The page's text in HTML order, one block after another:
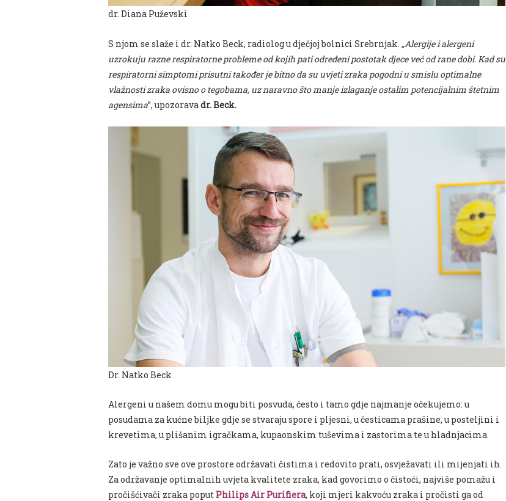
dr. Diana Puževski
S njom se slaže i dr. Natko Beck, radiolog u dječjoj bolnici Srebrnjak. „Alergije i alergeni
uzrokuju razne respiratorne probleme od kojih pati određeni postotak djece već od rane dobi. Kad su
respiratorni simptomi prisutni također je bitno da su uvjeti zraka pogodni u smislu optimalne
vlažnosti zraka ovisno o tegobama, uz naravno što manje izlaganje ostalim potencijalnim štetnim
agensima”, upozorava dr. Beck.
Dr. Natko Beck
Alergeni u našem domu mogu biti posvuda, često i tamo gdje najmanje očekujemo: u
posudama za kućne biljke gdje se stvaraju spore i pljesni, u česticama prašine, u posteljini i
krevetima, u plišanim igračkama, kupaonskim tuševima i zastorima te u hladnjacima.
Zato je važno sve ove prostore održavati čistima i redovito prati, osvježavati ili mijenjati ih.
Za održavanje optimalnih uvjeta kvalitete zraka, kad govorimo o čistoći, najviše pomažu i
pročišćivači zraka poput Philips Air Purifiera, koji mjeri kakvoću zraka i pročisti ga od